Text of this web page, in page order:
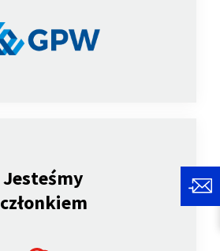
Jesteśmy
członkiem